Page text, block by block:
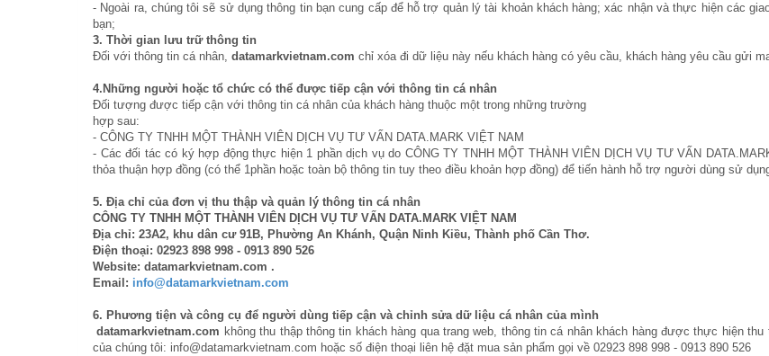
- Ngoài ra, chúng tôi sẽ sử dụng thông tin bạn cung cấp để hỗ trợ quản lý tài khoản khách hàng; xác nhận và thực hiện các
bạn;
3. Thời gian lưu trữ thông tin
Đối với thông tin cá nhân, datamarkvietnam.com chỉ xóa đi dữ liệu này nếu khách hàng có yêu cầu, khách hàng yêu cầu gửi
4.Những người hoặc tổ chức có thể được tiếp cận với thông tin cá nhân
Đối tượng được tiếp cận với thông tin cá nhân của khách hàng thuộc một trong những trường
hợp sau:
- CÔNG TY TNHH MỘT THÀNH VIÊN DỊCH VỤ TƯ VẤN DATA.MARK VIỆT NAM
- Các đối tác có ký hợp động thực hiện 1 phần dịch vụ do CÔNG TY TNHH MỘT THÀNH VIÊN DỊCH VỤ TƯ VẤN
thỏa thuận hợp đồng (có thể 1phần hoặc toàn bộ thông tin tuy theo điều khoản hợp đồng) để tiến hành hỗ trợ người dùng sử
5. Địa chỉ của đơn vị thu thập và quản lý thông tin cá nhân
CÔNG TY TNHH MỘT THÀNH VIÊN DỊCH VỤ TƯ VẤN DATA.MARK VIỆT NAM
Địa chỉ: 23A2, khu dân cư 91B, Phường An Khánh, Quận Ninh Kiều, Thành phố Cần Thơ.
Điện thoại: 02923 898 998 - 0913 890 526
Website: datamarkvietnam.com .
Email: info@datamarkvietnam.com
6. Phương tiện và công cụ để người dùng tiếp cận và chỉnh sửa dữ liệu cá nhân của mình
datamarkvietnam.com không thu thập thông tin khách hàng qua trang web, thông tin cá nhân khách hàng được thực hiện
của chúng tôi: info@datamarkvietnam.com hoặc số điện thoại liên hệ đặt mua sản phẩm gọi về 02923 898 998 - 0913 890 526